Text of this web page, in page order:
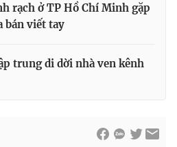
rạch ở TP Hồ Chí Minh gặp
bán viết tay
trung di dời nhà ven kênh